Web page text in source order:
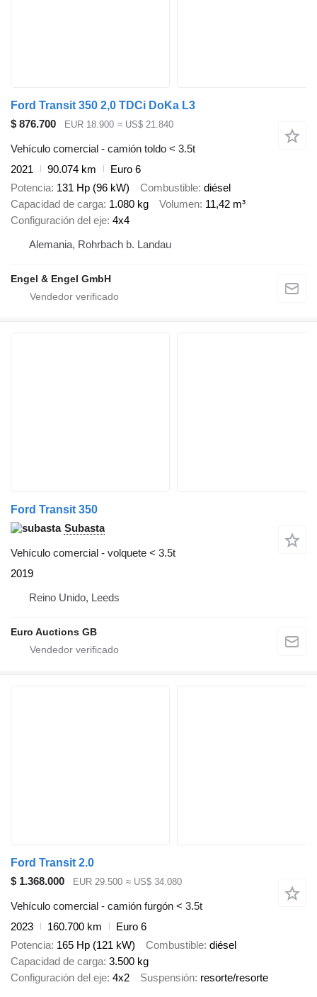
Ford Transit 350 2,0 TDCi DoKa L3
$ 876.700
EUR 18.900 ≈ US$ 21.840
Vehículo comercial - camión toldo < 3.5t
2021
90.074 km
Euro 6
Potencia 131 Hp (96 kW) Combustible diésel
Capacidad de carga 1.080 kg Volumen 11,42 m³
Configuración del eje 4x4
Alemania, Rohrbach b. Landau
Engel & Engel GmbH
Ford Transit 350
Subasta
Vehículo comercial - volquete < 3.5t
2019
Reino Unido, Leeds
Euro Auctions GB
Ford Transit 2.0
$ 1.368.000
EUR 29.500 ≈ US$ 34.080
Vehículo comercial - camión furgón < 3.5t
2023
160.700 km
Euro 6
Potencia 165 Hp (121 kW) Combustible diésel
Capacidad de carga 3.500 kg
Configuración del eje 4x2 Suspensión resorte/resorte